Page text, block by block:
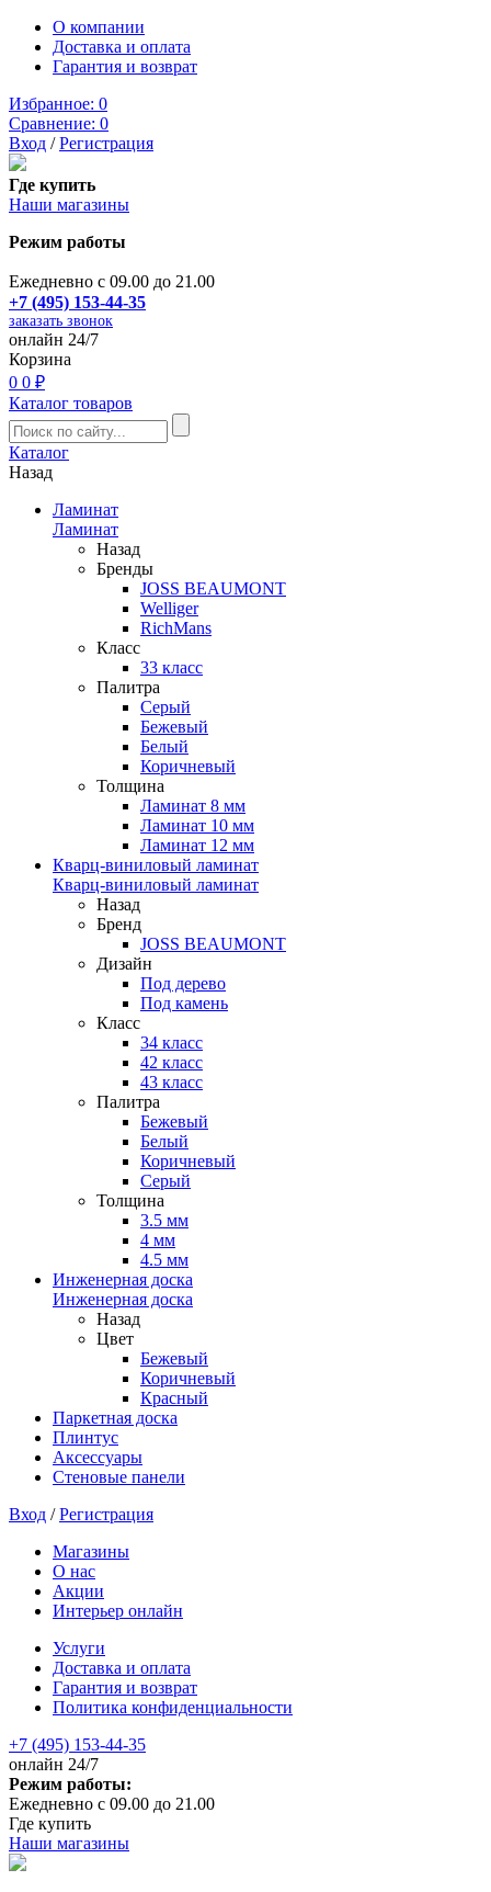
О компании
Доставка и оплата
Гарантия и возврат
Избранное: 0
Сравнение: 0
Вход /Регистрация
Где купить
Наши магазины
Режим работы
Ежедневно с 09.00 до 21.00
+7 (495) 153-44-35
заказать звонок
онлайн 24/7
Корзина
0 0 ₽
Каталог товаров
Каталог
Назад
Ламинат
Ламинат
Назад
Бренды
JOSS BEAUMONT
Welliger
RichMans
Класс
33 класс
Палитра
Серый
Бежевый
Белый
Коричневый
Толщина
Ламинат 8 мм
Ламинат 10 мм
Ламинат 12 мм
Кварц-виниловый ламинат
Кварц-виниловый ламинат
Назад
Бренд
JOSS BEAUMONT
Дизайн
Под дерево
Под камень
Класс
34 класс
42 класс
43 класс
Палитра
Бежевый
Белый
Коричневый
Серый
Толщина
3.5 мм
4 мм
4.5 мм
Инженерная доска
Инженерная доска
Назад
Цвет
Бежевый
Коричневый
Красный
Паркетная доска
Плинтус
Аксессуары
Стеновые панели
Вход /Регистрация
Магазины
О нас
Акции
Интерьер онлайн
Услуги
Доставка и оплата
Гарантия и возврат
Политика конфиденциальности
+7 (495) 153-44-35
онлайн 24/7
Режим работы:
Ежедневно с 09.00 до 21.00
Где купить
Наши магазины